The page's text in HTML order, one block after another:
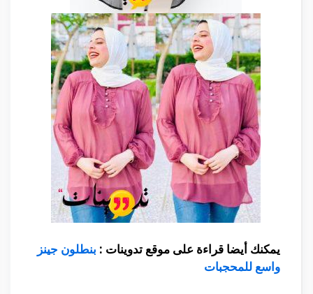
يمكنك أيضا قراءة على موقع تدوينات : بنطلون جينز
واسع للمحجبات